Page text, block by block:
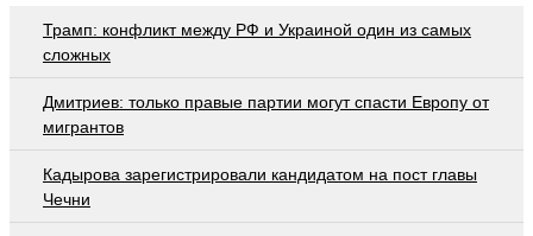
Трамп: конфликт между РФ и Украиной один из самых
сложных
Дмитриев: только правые партии могут спасти Европу от
мигрантов
Кадырова зарегистрировали кандидатом на пост главы
Чечни